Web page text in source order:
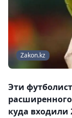
Zakon.kz
Эти
куда входили